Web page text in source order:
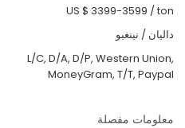
US $ 3399-3599 / ton
داليان / نينغبو
L/C, D/A, D/P, Western Union,
MoneyGram, T/T, Paypal
معلومات مفصلة